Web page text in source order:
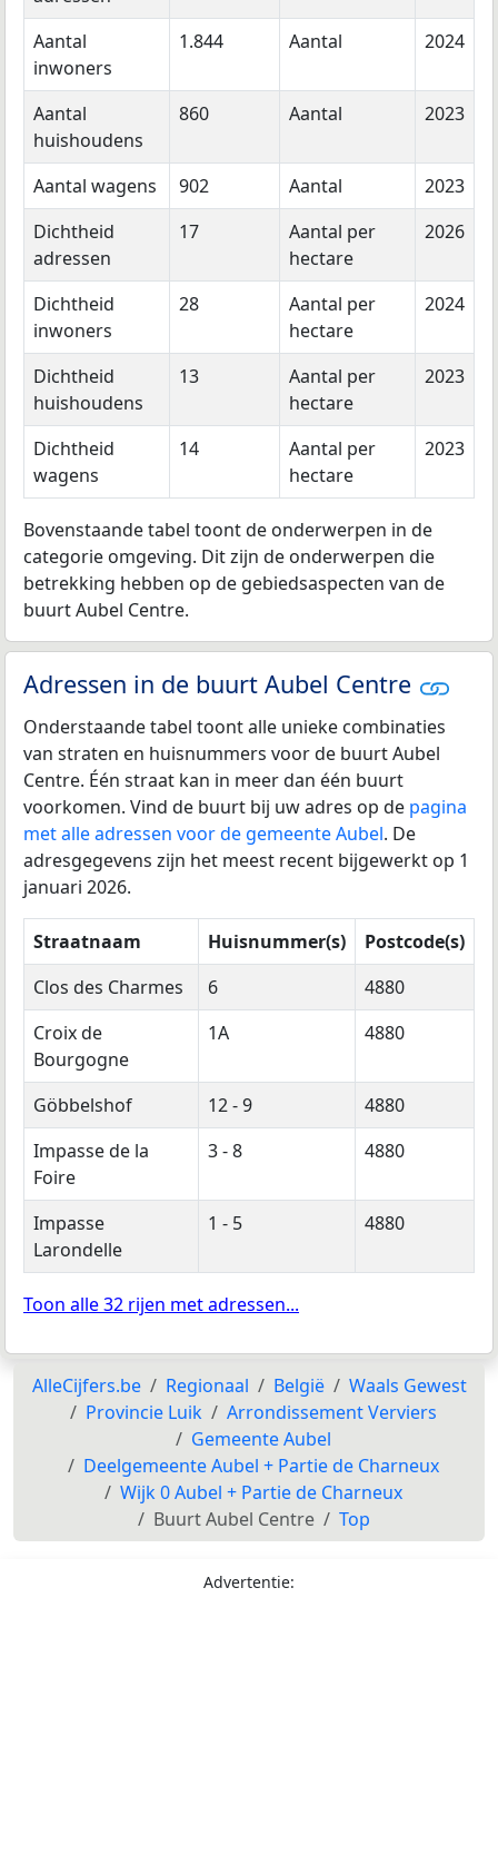
Aantal
inwoners
1.844 Aantal 2024
Aantal
huishoudens
860 Aantal 2023
Aantal wagens 902 Aantal
2023
Dichtheid
adressen
17
Aantal per
hectare
2026
Dichtheid
inwoners
28
Aantal per
hectare
2024
Dichtheid
huishoudens
13
Aantal per
hectare
2023
Dichtheid
wagens
14
Aantal per
hectare
2023
Bovenstaande tabel toont de onderwerpen in de
categorie omgeving. Dit zijn de onderwerpen die
betrekking hebben op de gebiedsaspecten van de
buurt Aubel Centre.
Adressen in de buurt Aubel Centre
Onderstaande tabel toont alle unieke combinaties
van straten en huisnummers voor de buurt Aubel
Centre. Één straat kan in meer dan één buurt
voorkomen. Vind de buurt bij uw adres op de pagina
met alle adressen voor de gemeente Aubel. De
adresgegevens zijn het meest recent bijgewerkt op 1
januari 2026.
Straatnaam Huisnummer(s)
Postcode(s)
Clos des Charmes
6
4880
Croix de
Bourgogne
1A 4880
Göbbelshof 12 - 9
4880
Impasse de la
Foire
3 - 8 4880
Impasse
Larondelle
1 - 5 4880
Toon alle 32 rijen met adressen...
AlleCijfers.be Regionaal België
Waals Gewest
Provincie Luik
Arrondissement Verviers
Gemeente Aubel
Deelgemeente Aubel + Partie de Charneux
Wijk 0 Aubel + Partie de Charneux
Buurt Aubel Centre
Top
Advertentie: